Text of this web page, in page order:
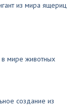
из мира ящериц
в мире животных
создание из